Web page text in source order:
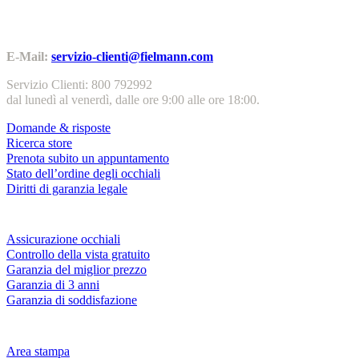
E-Mail: servizio-clienti@fielmann.com
Servizio Clienti: 800 792992
dal lunedì al venerdì, dalle ore 9:00 alle ore 18:00.
Domande & risposte
Ricerca store
Prenota subito un appuntamento
Stato dell’ordine degli occhiali
Diritti di garanzia legale
Assicurazione occhiali
Controllo della vista gratuito
Garanzia del miglior prezzo
Garanzia di 3 anni
Garanzia di soddisfazione
Area stampa